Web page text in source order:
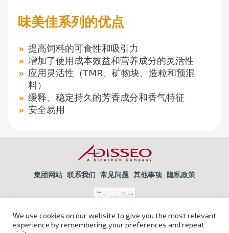
味美佳系列的优点
提高饲料的可食性和吸引力
增加了使用成本效益和营养成分的灵活性
应用灵活性（TMR、矿物块、造粒和预混
料）
缓释、稳定持久的芳香成分和香气特征
安全易用
集团网站 联系我们 常见问题 其他事项 隐私政策
We use cookies on our website to give you the most relevant
experience by remembering your preferences and repeat